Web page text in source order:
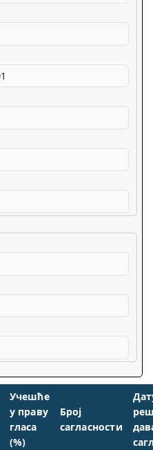
Учешће
у праву
гласа
(%)
Број
сагласности